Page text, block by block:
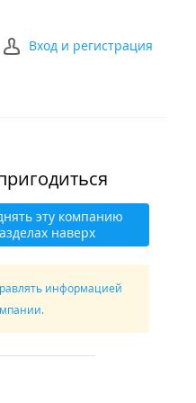
Вход и регистрация
эту компанию
наверх
информацией